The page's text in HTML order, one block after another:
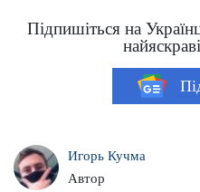
Підпишіться на
Игорь Кучма
Автор